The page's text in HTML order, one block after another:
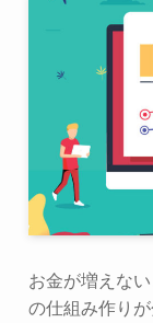
お金が増えな
の仕組み作り